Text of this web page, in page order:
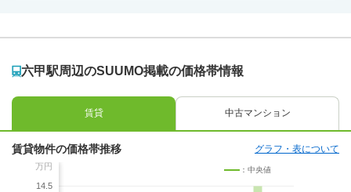
六甲駅周辺のSUUMO掲載の価格帯情報
賃貸 中古マンション
賃貸物件の価格帯推移 グラフ・表について
万円
14.5
：中央値